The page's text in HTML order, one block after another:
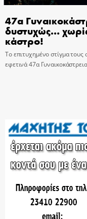
47α
δυστυχώς…
κάστρο!
Το επιτυχημένο στίγμα
εφετινά 47α